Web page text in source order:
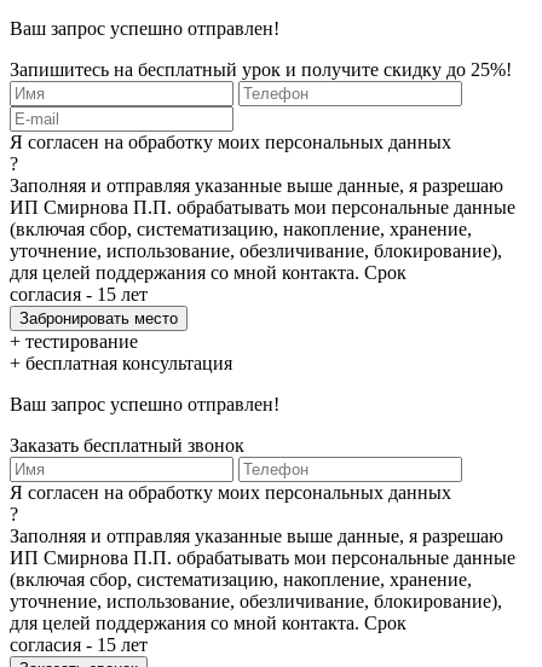
Ваш запрос успешно отправлен!
Запишитесь на бесплатный урок и получите скидку до 25%!
Я согласен на обработку моих персональных данных
?
Заполняя и отправляя указанные выше данные, я разрешаю
ИП Смирнова П.П. обрабатывать мои персональные данные
(включая сбор, систематизацию, накопление, хранение,
уточнение, использование, обезличивание, блокирование),
для целей поддержания со мной контакта. Срок
согласия - 15 лет
+ тестирование
+ бесплатная консультация
Ваш запрос успешно отправлен!
Заказать бесплатный звонок
Я согласен на обработку моих персональных данных
?
Заполняя и отправляя указанные выше данные, я разрешаю
ИП Смирнова П.П. обрабатывать мои персональные данные
(включая сбор, систематизацию, накопление, хранение,
уточнение, использование, обезличивание, блокирование),
для целей поддержания со мной контакта. Срок
согласия - 15 лет